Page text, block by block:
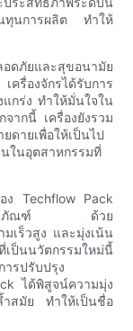
ทุนการผลิต ทำให้
ดภัยและสุขอนามัย
ครื่องจักรได้รับการ
กร่ง ทำให้มั่นใจใน
ากนี้ เครื่องยังรวม
ดายเพื่อให้เป็นไป
ในอุตสาหกรรมที่
ง Techflow Pack
มบรรจุภัณฑ์ ด้วย
เร็วสูง และมุ่งเน้น
ป็นนวัตกรรมใหม่นี้
รปรับปรุง
ได้พิสูจน์ความมุ่ง
ำสมัย ทำให้เป็นชื่อ